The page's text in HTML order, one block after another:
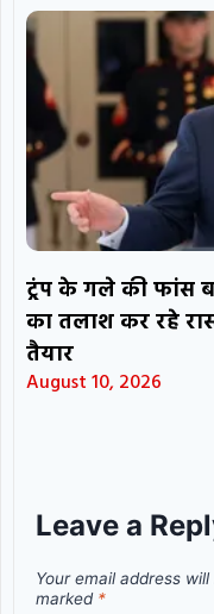
ट्रंप के गले की फांस
का तलाश कर रहे
तैयार
August 10, 2026
Leave a
Your email address
marked *